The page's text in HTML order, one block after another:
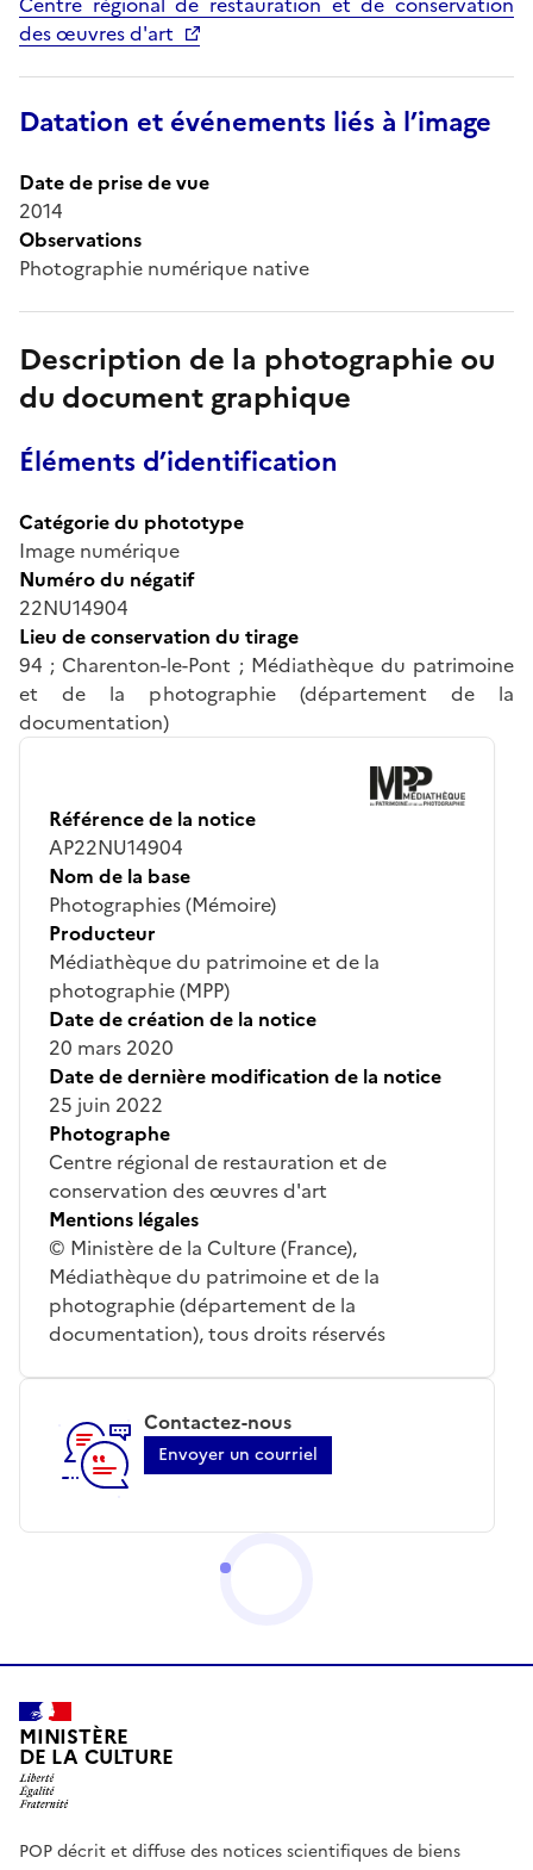
des œuvres d'art
Datation et événements liés à l’image
Date de prise de vue
2014
Observations
Photographie numérique native
Description de la photographie ou
du document graphique
Éléments d’identification
Catégorie du phototype
Image numérique
Numéro du négatif
22NU14904
Lieu de conservation du tirage
94 ; Charenton-le-Pont ; Médiathèque du patrimoine
et de la photographie (département de la
documentation)
Référence de la notice
AP22NU14904
Nom de la base
Photographies (Mémoire)
Producteur
Médiathèque du patrimoine et de la
photographie (MPP)
Date de création de la notice
20 mars 2020
Date de dernière modification de la notice
25 juin 2022
Photographe
Centre régional de restauration et de
conservation des œuvres d'art
Mentions légales
© Ministère de la Culture (France),
Médiathèque du patrimoine et de la
photographie (département de la
documentation), tous droits réservés
Contactez-nous
Envoyer un courriel
MINISTÈRE
DE LA CULTURE
POP décrit et diffuse des notices scientifiques de biens